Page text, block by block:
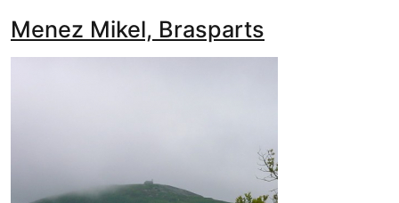
Menez Mikel, Brasparts